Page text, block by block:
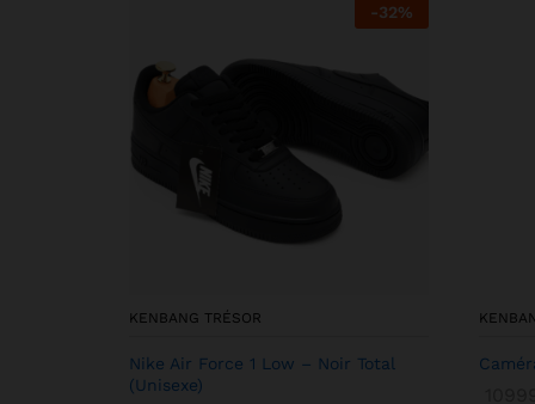
-32%
KENBANG TRÉSOR
Nike Air Force 1 Low – Noir Total
(Unisexe)